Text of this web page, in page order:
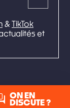
ON EN
DISCUTE ?
& TikTok
et